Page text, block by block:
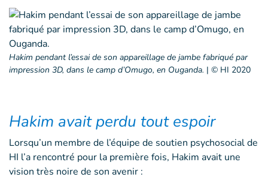
Hakim pendant l’essai de son appareillage de jambe fabriqué par
impression 3D, dans le camp d’Omugo, en Ouganda. | © HI 2020
Hakim avait perdu tout espoir
Lorsqu’un membre de l’équipe de soutien psychosocial de
HI l’a rencontré pour la première fois, Hakim avait une
vision très noire de son avenir :